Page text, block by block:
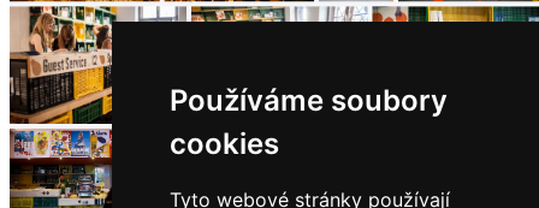
Používáme soubory
cookies
Tyto webové stránky používají
© Archiweb, s.r.o. 1997-2026
ISSN: 1801-3902